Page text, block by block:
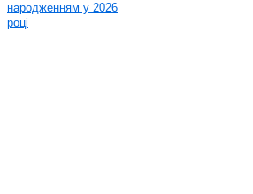
народженням у 2026
році